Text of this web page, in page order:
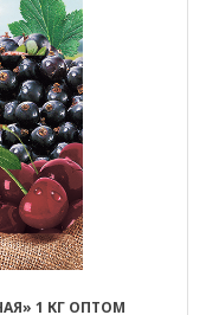
1 КГ ОПТОМ